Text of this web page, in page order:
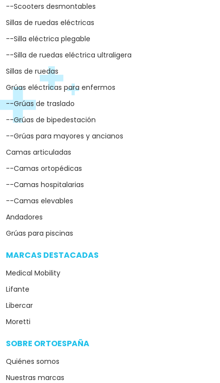
--Scooters desmontables
Sillas de ruedas eléctricas
--Silla eléctrica plegable
--Silla de ruedas eléctrica ultraligera
Sillas de ruedas
Grúas eléctricas para enfermos
--Grúas de traslado
--Grúas de bipedestación
--Grúas para mayores y ancianos
Camas articuladas
--Camas ortopédicas
--Camas hospitalarias
--Camas elevables
Andadores
Grúas para piscinas
MARCAS DESTACADAS
Medical Mobility
Lifante
Libercar
Moretti
SOBRE ORTOESPAÑA
Quiénes somos
Nuestras marcas